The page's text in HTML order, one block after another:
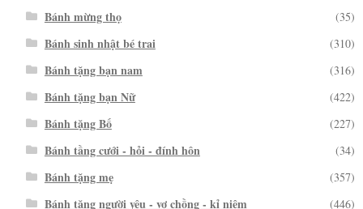
Bánh mừng thọ (35)
Bánh sinh nhật bé trai (310)
Bánh tặng bạn nam (316)
Bánh tặng bạn Nữ (422)
Bánh tặng Bố (227)
Bánh tầng cưới - hỏi - đính hôn (34)
Bánh tặng mẹ (357)
Bánh tặng người yêu - vợ chồng - kỉ niệm (446)